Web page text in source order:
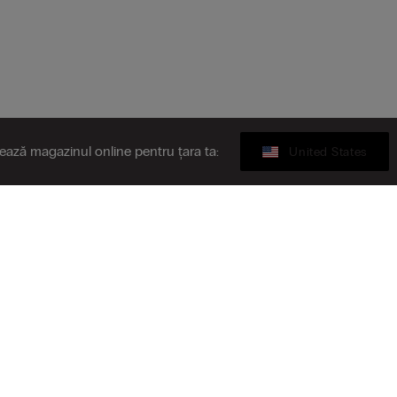
magazinul online pentru țara ta: United States